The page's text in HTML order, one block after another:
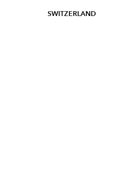
SWITZERLAND